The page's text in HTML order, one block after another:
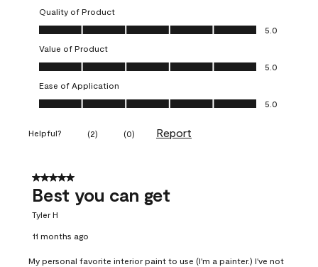
Quality of Product
Quality of Product, 5.0 out of 5
5.0
Value of Product
Value of Product, 5.0 out of 5
5.0
Ease of Application
Ease of Application, 5.0 out of 5
5.0
Helpful? (2) (0) Report
5 out of 5 stars.
Best you can get
Tyler H
11 months ago
My personal favorite interior paint to use (I'm a painter.) I've not